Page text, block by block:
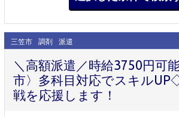
三笠市 調剤 派遣
＼高額派遣／時給3750円可
市〉多科目対応でスキル
戦を応援します！